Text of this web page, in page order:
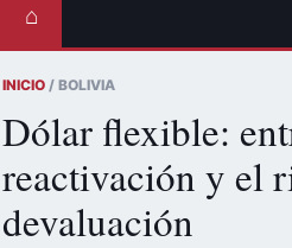
⌂
INICIO / BOLIVIA
Dólar flexible:
reactivación y el
devaluación